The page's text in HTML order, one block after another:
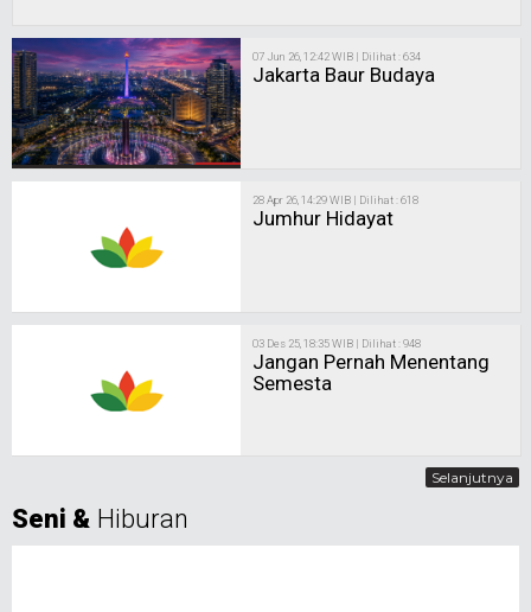
07 Jun 26, 12:42 WIB | Dilihat : 634
Jakarta Baur Budaya
28 Apr 26, 14:29 WIB | Dilihat : 618
Jumhur Hidayat
03 Des 25, 18:35 WIB | Dilihat : 948
Jangan Pernah Menentang
Semesta
Selanjutnya
Seni & Hiburan